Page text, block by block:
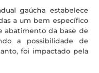
gaúcha estabelece
a um bem específico
abatimento da base de
a possibilidade de
foi impactado pela